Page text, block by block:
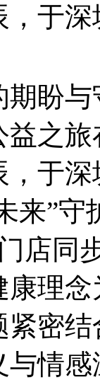
于
期盼
之
于
来”
店同
康理
密
情